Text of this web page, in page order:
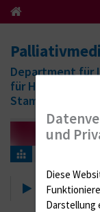
Department für
für
Event-
und
Diese
Darstellung